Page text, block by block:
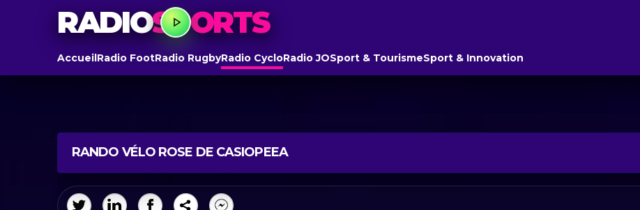
RADIOSPORTS
AccueilRadio FootRadio RugbyRadio CycloRadio JOSport & TourismeSport & Innovation
RANDO VÉLO ROSE DE CASIOPEEA